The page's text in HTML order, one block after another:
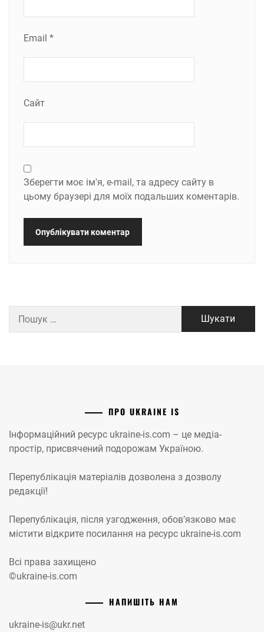
Email *
Сайт
Зберегти моє ім'я, e-mail, та адресу сайту в
цьому браузері для моїх подальших коментарів.
ПРО UKRAINE IS
Інформаційний ресурс ukraine-is.com – це медіа-
простір, присвячений подорожам Україною.
Перепублікація матеріалів дозволена з дозволу
редакції!
Перепублікація, після узгодження, обов’язково має
містити відкрите посилання на ресурс ukraine-is.com
Всі права захищено
©ukraine-is.com
НАПИШІТЬ НАМ
ukraine-is@ukr.net